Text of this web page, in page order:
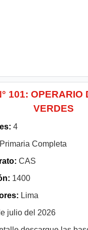
101: OPERARIO
VERDES
4
Primaria Completa
CAS
1400
Lima
julio del 2026